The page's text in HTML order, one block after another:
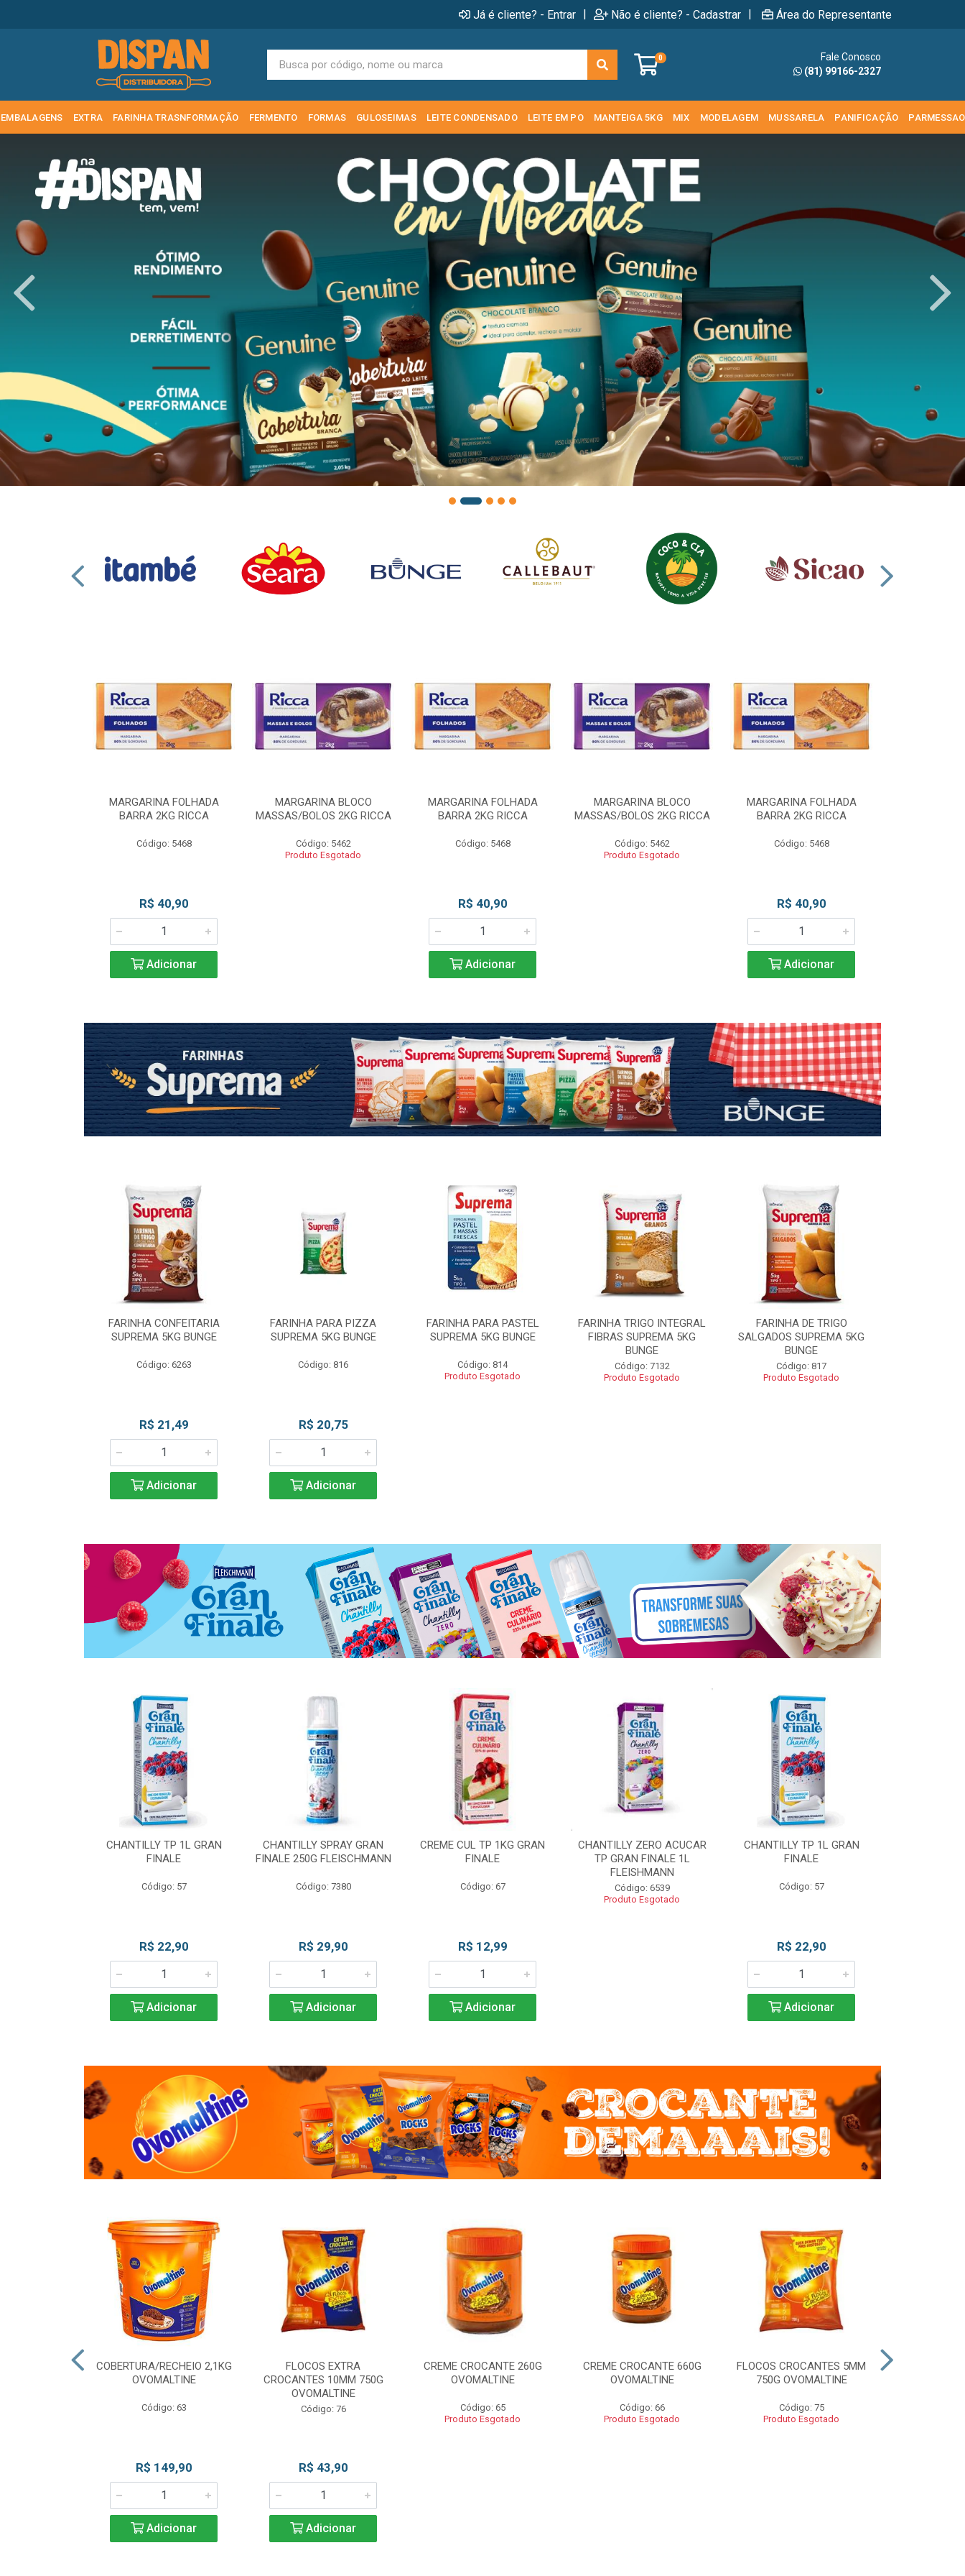
Já é cliente? - Entrar | Não é cliente? - Cadastrar | Área do Representante
0
Fale Conosco
(81) 99166-2327
EMBALAGENS EXTRA FARINHA TRASNFORMAÇÃO FERMENTO FORMAS GULOSEIMAS LEITE CONDENSADO LEITE EM PO MANTEIGA 5KG MIX MODELAGEM MUSSARELA PANIFICAÇÃO PARMESSAO
MARGARINA FOLHADA
BARRA 2KG RICCA
Código: 5468
R$ 40,90
Adicionar
MARGARINA BLOCO
MASSAS/BOLOS 2KG RICCA
Código: 5462
Produto Esgotado
MARGARINA FOLHADA
BARRA 2KG RICCA
Código: 5468
R$ 40,90
Adicionar
MARGARINA BLOCO
MASSAS/BOLOS 2KG RICCA
Código: 5462
Produto Esgotado
MARGARINA FOLHADA
BARRA 2KG RICCA
Código: 5468
R$ 40,90
Adicionar
FARINHA CONFEITARIA
SUPREMA 5KG BUNGE
Código: 6263
R$ 21,49
Adicionar
FARINHA PARA PIZZA
SUPREMA 5KG BUNGE
Código: 816
R$ 20,75
Adicionar
FARINHA PARA PASTEL
SUPREMA 5KG BUNGE
Código: 814
Produto Esgotado
FARINHA TRIGO INTEGRAL
FIBRAS SUPREMA 5KG
BUNGE
Código: 7132
Produto Esgotado
FARINHA DE TRIGO
SALGADOS SUPREMA 5KG
BUNGE
Código: 817
Produto Esgotado
CHANTILLY TP 1L GRAN
FINALE
Código: 57
R$ 22,90
Adicionar
CHANTILLY SPRAY GRAN
FINALE 250G FLEISCHMANN
Código: 7380
R$ 29,90
Adicionar
CREME CUL TP 1KG GRAN
FINALE
Código: 67
R$ 12,99
Adicionar
CHANTILLY ZERO ACUCAR
TP GRAN FINALE 1L
FLEISHMANN
Código: 6539
Produto Esgotado
CHANTILLY TP 1L GRAN
FINALE
Código: 57
R$ 22,90
Adicionar
COBERTURA/RECHEIO 2,1KG
OVOMALTINE
Código: 63
R$ 149,90
Adicionar
FLOCOS EXTRA
CROCANTES 10MM 750G
OVOMALTINE
Código: 76
R$ 43,90
Adicionar
CREME CROCANTE 260G
OVOMALTINE
Código: 65
Produto Esgotado
CREME CROCANTE 660G
OVOMALTINE
Código: 66
Produto Esgotado
FLOCOS CROCANTES 5MM
750G OVOMALTINE
Código: 75
Produto Esgotado